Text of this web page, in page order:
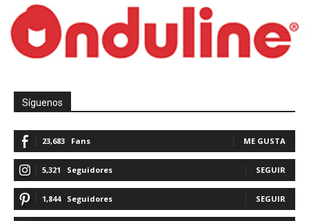
Síguenos
23,683 Fans ME GUSTA
5,321 Seguidores SEGUIR
1,844 Seguidores SEGUIR